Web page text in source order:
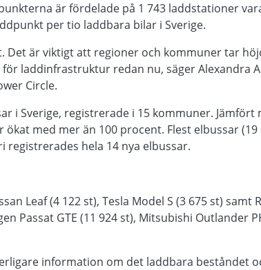
är fördelade på 1 743 laddstationer
per tio laddbara bilar i Sverige.
Det är viktigt att regioner och kommuner tar
laddinfrastruktur redan nu, säger Alexandra
Circle.
i Sverige, registrerade i 15 kommuner. Jämfört
med mer än 100 procent. Flest elbussar
hela 14 nya elbussar.
Leaf (4 122 st), Tesla Model S (3 675 st) samt
Passat GTE (11 924 st), Mitsubishi Outlander
information om det laddbara beståndet